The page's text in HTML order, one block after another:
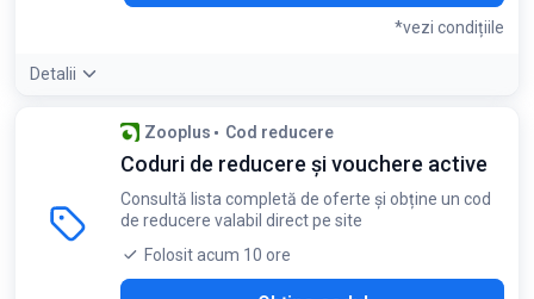
*vezi condițiile
Detalii
Se aplică exclusiv clienților noi la prima achiziție
Zooplus Cod reducere
Coduri de reducere și vouchere active
Consultă lista completă de oferte și obține un cod
de reducere valabil direct pe site
Folosit acum 10 ore